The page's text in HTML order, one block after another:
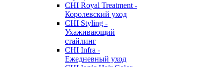
CHI Royal Treatment -
Королевский уход
CHI Styling -
Ухаживающий
стайлинг
CHI Infra -
Ежедневный уход